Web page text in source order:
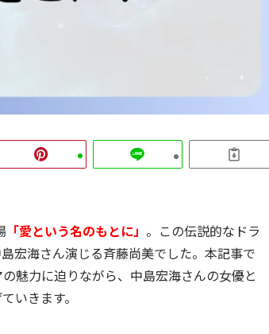
「愛という名のもとに」 。この伝説的なドラ
宏海さん演じる斉藤尚美でした。本記事で
魅力に迫りながら、中島宏海さんの女優と
いきます。